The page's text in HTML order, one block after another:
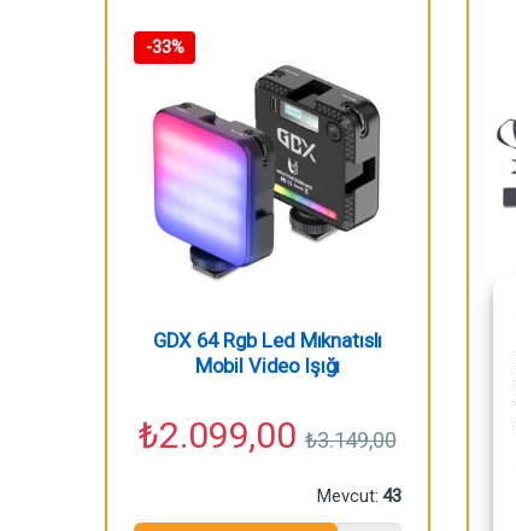
-33%
GDX 64 Rgb Led Mıknatıslı
Mobil Video Işığı
₺2.099,00 ₺3.149,00
Mevcut:43